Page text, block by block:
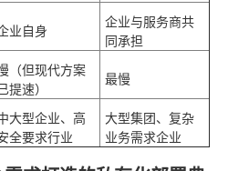
业自身
企业与服务商共
同承担
（但现代方案
提速）
最慢
大型企业、高
全要求行业
大型集团、复杂
业务需求企业